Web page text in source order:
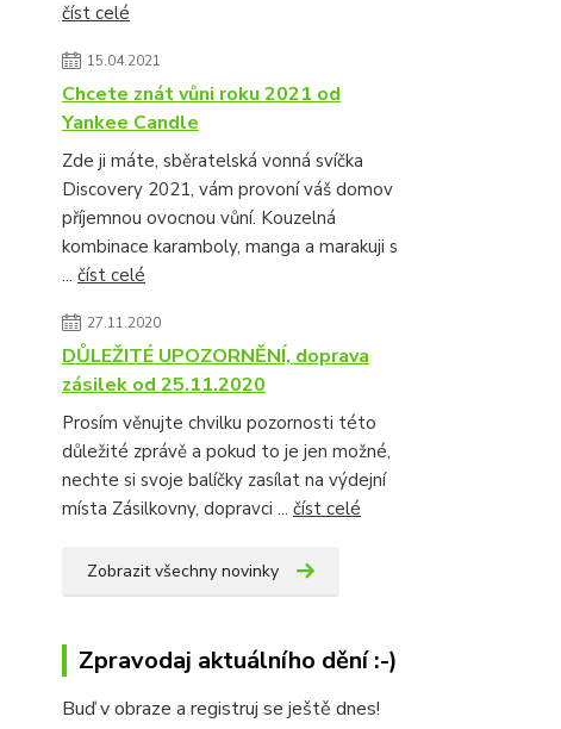
číst celé
15.04.2021
Chcete znát vůni roku 2021 od
Yankee Candle
Zde ji máte, sběratelská vonná svíčka
Discovery 2021, vám provoní váš domov
příjemnou ovocnou vůní. Kouzelná
kombinace karamboly, manga a marakuji s
... číst celé
27.11.2020
DŮLEŽITÉ UPOZORNĚNÍ, doprava
zásilek od 25.11.2020
Prosím věnujte chvilku pozornosti této
důležité zprávě a pokud to je jen možné,
nechte si svoje balíčky zasílat na výdejní
místa Zásilkovny, dopravci ... číst celé
Zobrazit všechny novinky
Zpravodaj aktuálního dění :-)
Buď v obraze a registruj se ještě dnes!